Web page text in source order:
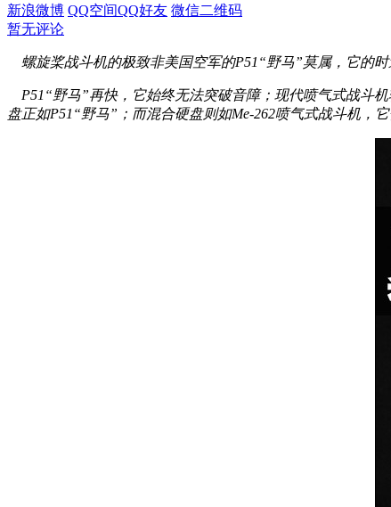
新浪微博 QQ空间QQ好友 微信二维码
暂无评论
螺旋桨战斗机的极致非美国空军的P51“野马”莫属，它的时
P51“野马”再快，它始终无法突破音障；现代喷气式战斗
盘正如P51“野马”；而混合硬盘则如Me-262喷气式战斗机，